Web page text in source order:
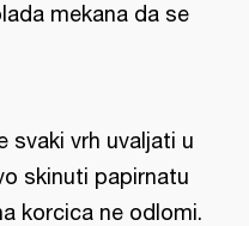
mekana da se
svaki vrh uvaljati u
skinuti papirnatu
korcica ne odlomi.